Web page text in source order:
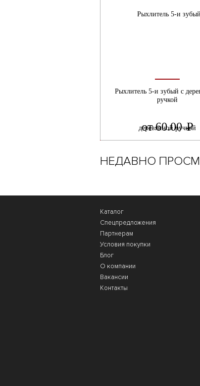
Рыхлитель 5-и зубый с
ручкой
от 60.00Р
НЕДАВНО
Каталог
Спецпредложения
Партнерам
Условия покупки
Блог
О компании
Вакансии
Контакты